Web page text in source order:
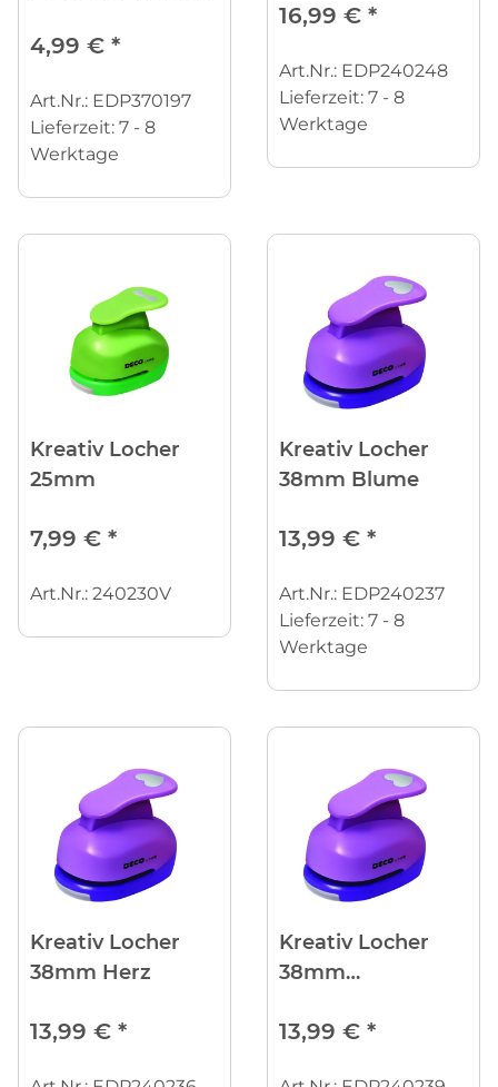
3er
4,99 € *
Art.Nr.: EDP370197
Lieferzeit: 7 - 8
Werktage
16,99 € *
Art.Nr.: EDP240248
Lieferzeit: 7 - 8
Werktage
Kreativ Locher
25mm
7,99 € *
Art.Nr.: 240230V
Kreativ Locher
38mm Blume
13,99 € *
Art.Nr.: EDP240237
Lieferzeit: 7 - 8
Werktage
Kreativ Locher
38mm Herz
13,99 € *
Kreativ Locher
38mm
13,99 € *